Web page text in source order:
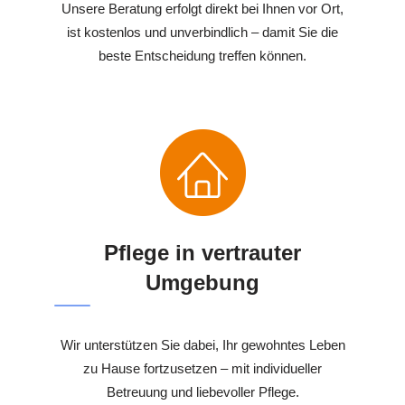
Unsere Beratung erfolgt direkt bei Ihnen vor Ort,
ist kostenlos und unverbindlich – damit Sie die
beste Entscheidung treffen können.
Pflege in vertrauter
Umgebung
Wir unterstützen Sie dabei, Ihr gewohntes Leben
zu Hause fortzusetzen – mit individueller
Betreuung und liebevoller Pflege.